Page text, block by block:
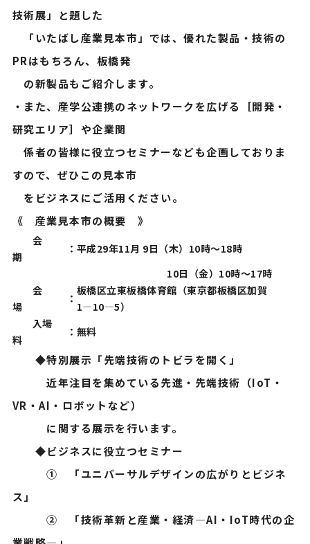
技術展」と題した
「いたばし産業見本市」では、優れた製品・技術の
PRはもちろん、板橋発
の新製品もご紹介します。
・また、産学公連携のネットワークを広げる［開発・
研究エリア］や企業関
係者の皆様に役立つセミナーなども企画しておりま
すので、ぜひこの見本市
をビジネスにご活用ください。
《 産業見本市の概要 》
会
期
： 平成29年11月 9日（木）10時～18時
10日（金）10時～17時
会
場
：
板橋区立東板橋体育館（東京都板橋区加賀
1―10―5）
入場
料
： 無料
◆特別展示「先端技術のトビラを開く」
近年注目を集めている先進・先端技術（IoT・
VR・AI・ロボットなど）
に関する展示を行います。
◆ビジネスに役立つセミナー
① 「ユニバーサルデザインの広がりとビジネ
ス」
② 「技術革新と産業・経済―AI・IoT時代の企